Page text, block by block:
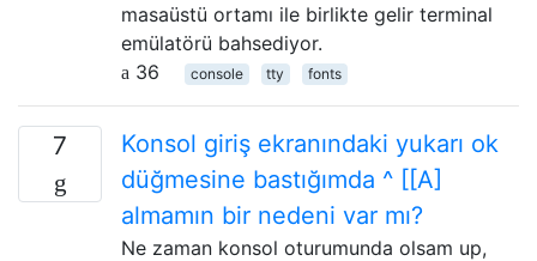
masaüstü ortamı ile birlikte gelir terminal
emülatörü bahsediyor.
36
console tty fonts
7
Konsol giriş ekranındaki yukarı ok
düğmesine bastığımda ^ [[A]
almamın bir nedeni var mı?
Ne zaman konsol oturumunda olsam up,